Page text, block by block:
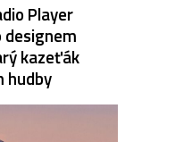
Player
kazeťák
hudby